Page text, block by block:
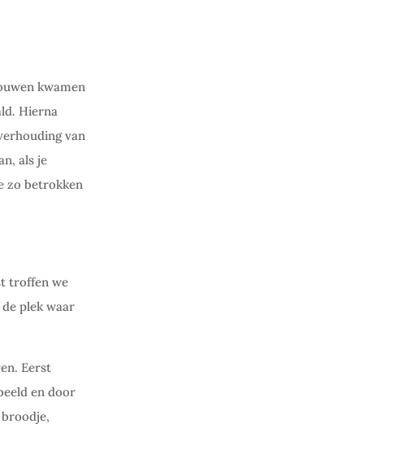
kwamen
Hierna
van
als je
zo betrokken
troffen we
plek waar
Eerst
en door